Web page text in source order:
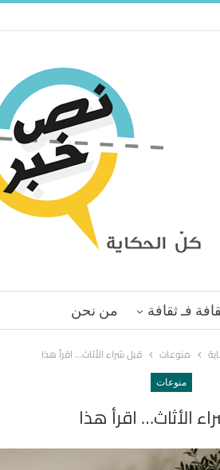
فـ ثقافة من نحن
منوعات قبل شراء الأثاث… اقرأ هذا
منوعات
الأثاث… اقرأ هذا